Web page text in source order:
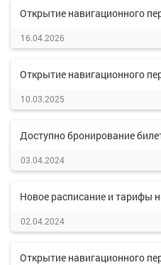
Открытие навигационного
16.04.2026
Открытие навигационного
10.03.2025
Доступно бронирование
03.04.2024
Новое расписание и тарифы
02.04.2024
Открытие навигационного